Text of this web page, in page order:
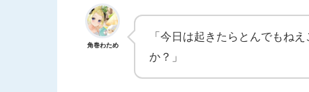
角巻わため
「今日は起きたらとんでもね
か？」